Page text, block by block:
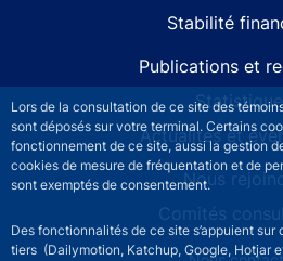
Lors de la consultation de ce site des
sont déposés sur votre terminal. Certains
fonctionnement de ce site, aussi la gestion
cookies de mesure de fréquentation et de
sont exemptés de consentement.
Des fonctionnalités de ce site s’appuient
tiers (Dailymotion, Katchup, Google, Hotjar
Stabilité
Publications et
Actualités et
Nous
Comités